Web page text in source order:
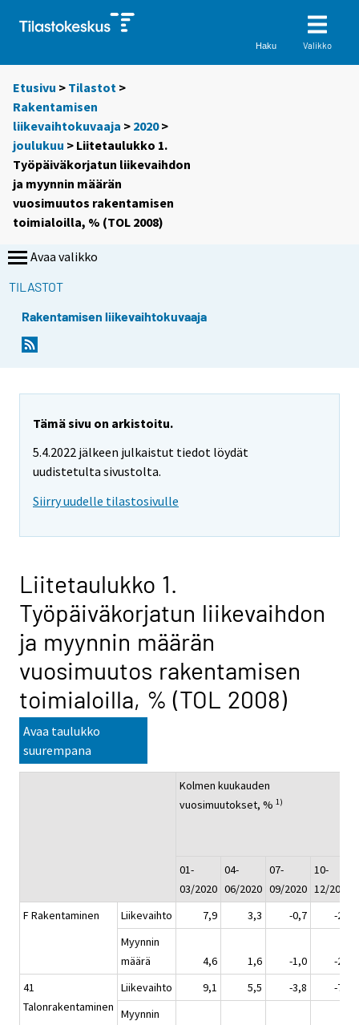
Haku Valikko
Etusivu > Tilastot >
Rakentamisen
liikevaihtokuvaaja > 2020>
joulukuu > Liitetaulukko 1.
Työpäiväkorjatun liikevaihdon
ja myynnin määrän
vuosimuutos rakentamisen
toimialoilla, % (TOL 2008)
Avaa valikko
TILASTOT
Rakentamisen liikevaihtokuvaaja
Tämä sivu on arkistoitu.
5.4.2022 jälkeen julkaistut tiedot löydät
uudistetulta sivustolta.
Siirry uudelle tilastosivulle
Liitetaulukko 1.
Työpäiväkorjatun liikevaihdon
ja myynnin määrän
vuosimuutos rakentamisen
toimialoilla, % (TOL 2008)
Avaa taulukko
suurempana
Kolmen kuukauden
vuosimuutokset, % 1)
01-
03/2020
04-
06/2020
07-
09/2020
10-
12/2020
F Rakentaminen
Liikevaihto 7,9 3,3 -0,7
-2,9
Myynnin
määrä
4,6 1,6 -1,0
-2,7
41
Talonrakentaminen
Liikevaihto 9,1 5,5 -3,8
-7,9
Myynnin